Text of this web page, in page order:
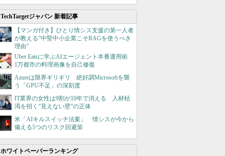
TechTargetジャパン 新着記事
【マンガ付き】ひとり情シス支援の第一人者
が教える”中堅中小企業こそRAGを使うべき
理由”
Uber Eatsに学ぶAIエージェント本番運用術
1万都市の料理画像を自己修復
Azureは限界ギリギリ 絶好調Microsoftを襲
う「GPU不足」の深刻度
IT業界の女性は9割が10年で消える 人材枯
渇を招く“見えない壁”の正体
米「AIキルスイッチ法案」 情シスが今から
備える5つのリスク回避策
ホワイトペーパーランキング